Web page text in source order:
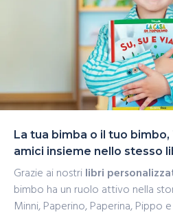
La tua bimba o il tuo bimbo,
amici insieme nello stesso
Grazie ai nostrilibri
bimbo ha un ruolo attivo nella
Minni, Paperino, Paperina, Pippo